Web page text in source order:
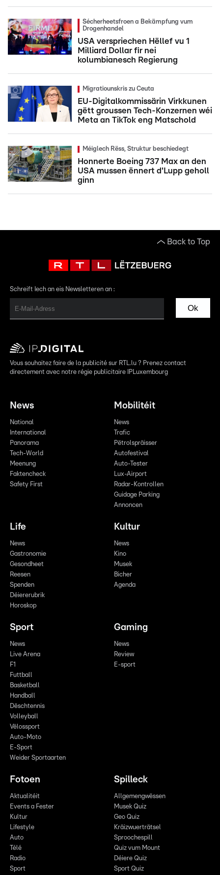
Sécherheetsfroen a Bekämpfung vum
Drogenhandel
USA verspriechen Hëllef vu 1
Milliard Dollar fir nei
kolumbianesch Regierung
Migratiounskris zu Ceuta
EU-Digitalkommissärin Virkkunen
gëtt groussen Tech-Konzernen wéi
Meta an TikTok eng Matschold
Méiglech Rëss, Struktur beschiedegt
Honnerte Boeing 737 Max an den
USA mussen ënnert d'Lupp geholl
ginn
Back to Top
Schreift Iech an eis Newsletteren an :
Ok
Vous souhaitez faire de la publicité sur RTL.lu ? Prenez contact
directement avec notre régie publicitaire IPLuxembourg
News
National
International
Panorama
Tech-World
Meenung
Faktencheck
Safety First
Mobilitéit
News
Trafic
Pëtrolspräisser
Autofestival
Auto-Tester
Lux-Airport
Radar-Kontrollen
Guidage Parking
Annoncen
Life
News
Gastronomie
Gesondheet
Reesen
Spenden
Déiererubrik
Horoskop
Kultur
News
Kino
Musek
Bicher
Agenda
Sport
News
Live Arena
F1
Futtball
Basketball
Handball
Dëschtennis
Volleyball
Vëlossport
Auto-Moto
E-Sport
Weider Sportaarten
Gaming
News
Review
E-sport
Fotoen
Aktualitéit
Events a Fester
Kultur
Lifestyle
Auto
Télé
Radio
Sport
Spilleck
Allgemengwëssen
Musek Quiz
Geo Quiz
Kräizwuerträtsel
Sproochespill
Quiz vum Mount
Déiere Quiz
Sport Quiz